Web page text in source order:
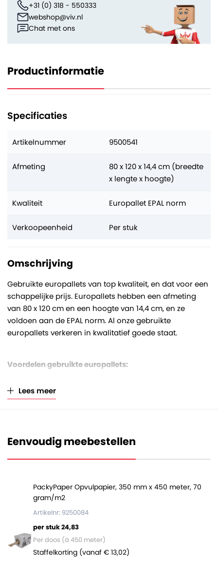
+31 (0) 318 - 550333
webshop@viv.nl
Chat met ons
Productinformatie
Specificaties
Artikelnummer 9500541
Afmeting
80 x 120 x 14,4 cm (breedte
x lengte x hoogte)
Kwaliteit Europallet EPAL norm
Verkoopeenheid Per stuk
Omschrijving
Gebruikte europallets van top kwaliteit, en dat voor een
schappelijke prijs. Europallets hebben een afmeting
van 80 x 120 cm en een hoogte van 14,4 cm, en ze
voldoen aan de EPAL norm. Al onze gebruikte
europallets verkeren in kwalitatief goede staat.
Voordelen gebruikte europallets:
goed
Lees meer
Eenvoudig meebestellen
PackyPaper Opvulpapier, 350 mm x 450 meter, 70
gram/m2
Artikelnr: 9250084
per stuk 24,83
Per doos (à 450 meter)
Staffelkorting (vanaf € 13,02)